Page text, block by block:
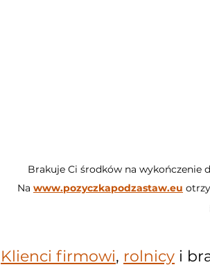
Brakuje Ci środków na wykończenie
Na www.pozyczkapodzastaw.eu
Klienci firmowi, rolnicy i